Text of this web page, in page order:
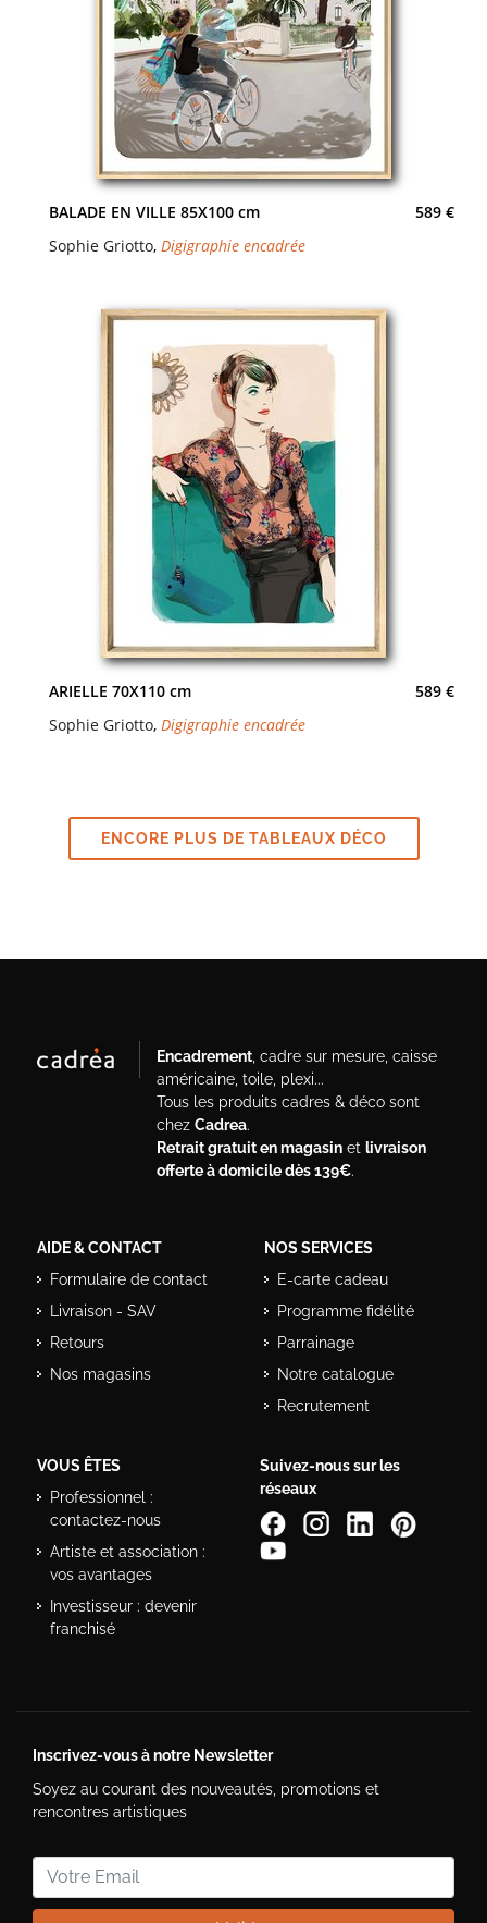
BALADE EN VILLE 85X100 cm
589 €
Sophie Griotto, Digigraphie encadrée
ARIELLE 70X110 cm
589 €
Sophie Griotto, Digigraphie encadrée
ENCORE PLUS DE TABLEAUX DÉCO
Encadrement, cadre sur mesure, caisse
américaine, toile, plexi...
Tous les produits cadres & déco sont
chez Cadrea.
Retrait gratuit en magasinet livraison
offerte à domicile dès 139€.
AIDE & CONTACT
Formulaire de contact
Livraison - SAV
Retours
Nos magasins
NOS SERVICES
E-carte cadeau
Programme fidélité
Parrainage
Notre catalogue
Recrutement
VOUS ÊTES
Professionnel :
contactez-nous
Artiste et association :
vos avantages
Investisseur : devenir
franchisé
Suivez-nous sur les
réseaux
Inscrivez-vous à notre Newsletter
Soyez au courant des nouveautés, promotions et
rencontres artistiques